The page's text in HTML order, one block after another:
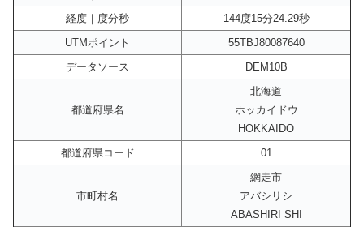
経度｜度分秒
144度15分24.29秒
UTMポイント
55TBJ80087640
データソース
DEM10B
都道府県名
北海道
ホッカイドウ
HOKKAIDO
都道府県コード
01
市町村名
網走市
アバシリシ
ABASHIRI SHI